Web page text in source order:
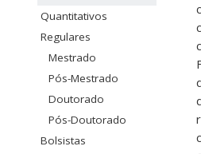
Quantitativos
Regulares
Mestrado
Pós-Mestrado
Doutorado
Pós-Doutorado
Bolsistas